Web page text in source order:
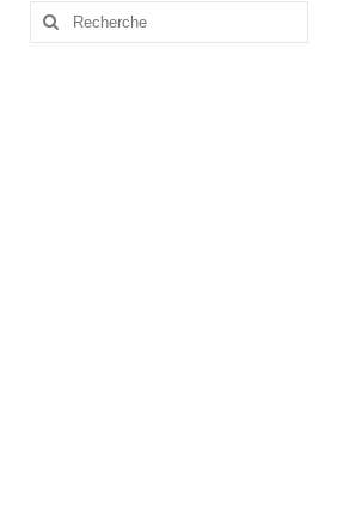
Rechercher